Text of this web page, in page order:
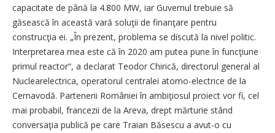
capacitate de până la 4.800 MW, iar Guvernul trebuie să
găsească în această vară soluţii de finanţare pentru
construcţia ei. „În prezent, problema se discută la nivel politic.
Interpretarea mea este că în 2020 am putea pune în funcţiune
primul reactor“, a declarat Teodor Chirică, directorul general al
Nuclearelectrica, operatorul centralei atomo-electrice de la
Cernavodă. Partenerii României în ambiţiosul proiect vor fi, cel
mai probabil, francezii de la Areva, drept mărturie stând
conversaţia publică pe care Traian Băsescu a avut-o cu